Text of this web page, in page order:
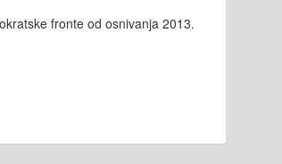
fronte od osnivanja 2013.